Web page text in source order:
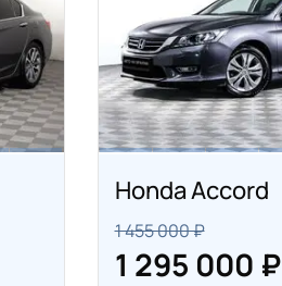
Honda Accord
1 455 000 ₽
1 295 000 ₽